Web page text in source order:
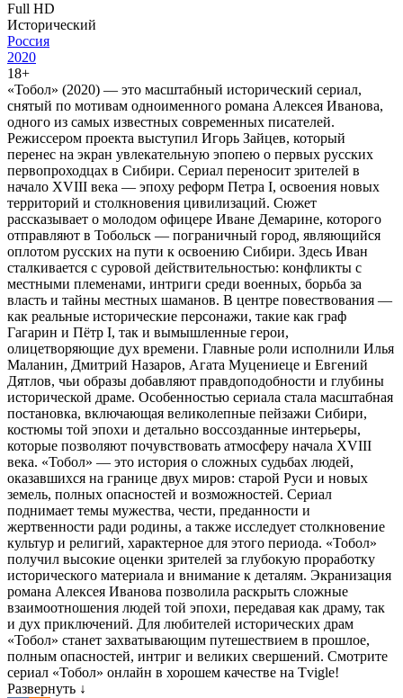
Full HD
Исторический
Россия
2020
18+
«Тобол» (2020) — это масштабный исторический сериал,
снятый по мотивам одноименного романа Алексея Иванова,
одного из самых известных современных писателей.
Режиссером проекта выступил Игорь Зайцев, который
перенес на экран увлекательную эпопею о первых русских
первопроходцах в Сибири. Сериал переносит зрителей в
начало XVIII века — эпоху реформ Петра I, освоения новых
территорий и столкновения цивилизаций. Сюжет
рассказывает о молодом офицере Иване Демарине, которого
отправляют в Тобольск — пограничный город, являющийся
оплотом русских на пути к освоению Сибири. Здесь Иван
сталкивается с суровой действительностью: конфликты с
местными племенами, интриги среди военных, борьба за
власть и тайны местных шаманов. В центре повествования —
как реальные исторические персонажи, такие как граф
Гагарин и Пётр I, так и вымышленные герои,
олицетворяющие дух времени. Главные роли исполнили Илья
Маланин, Дмитрий Назаров, Агата Муцениеце и Евгений
Дятлов, чьи образы добавляют правдоподобности и глубины
исторической драме. Особенностью сериала стала масштабная
постановка, включающая великолепные пейзажи Сибири,
костюмы той эпохи и детально воссозданные интерьеры,
которые позволяют почувствовать атмосферу начала XVIII
века. «Тобол» — это история о сложных судьбах людей,
оказавшихся на границе двух миров: старой Руси и новых
земель, полных опасностей и возможностей. Сериал
поднимает темы мужества, чести, преданности и
жертвенности ради родины, а также исследует столкновение
культур и религий, характерное для этого периода. «Тобол»
получил высокие оценки зрителей за глубокую проработку
исторического материала и внимание к деталям. Экранизация
романа Алексея Иванова позволила раскрыть сложные
взаимоотношения людей той эпохи, передавая как драму, так
и дух приключений. Для любителей исторических драм
«Тобол» станет захватывающим путешествием в прошлое,
полным опасностей, интриг и великих свершений. Смотрите
сериал «Тобол» онлайн в хорошем качестве на Tvigle!
Развернуть ↓